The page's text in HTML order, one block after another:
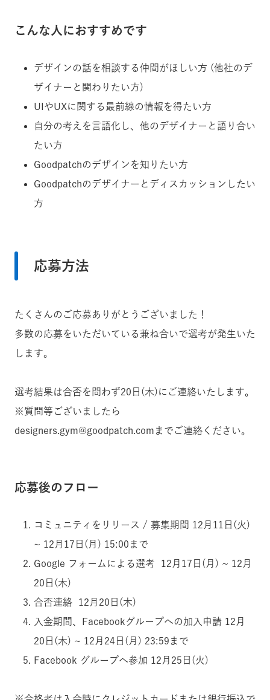
こんな人におすすめです
デザインの話を相談する仲間がほしい方 (他社のデ
ザイナーと関わりたい方)
UIやUXに関する最前線の情報を得たい方
自分の考えを言語化し、他のデザイナーと語り合い
たい方
Goodpatchのデザインを知りたい方
Goodpatchのデザイナーとディスカッションしたい
方
応募方法
たくさんのご応募ありがとうございました！
多数の応募をいただいている兼ね合いで選考が発生いた
します。
選考結果は合否を問わず20日(木)にご連絡いたします。
※質問等ございましたら
designers.gym@goodpatch.comまでご連絡ください。
応募後のフロー
コミュニティをリリース / 募集期間 12月11日(火)
~ 12月17日(月) 15:00まで
Google フォームによる選考 12月17日(月) ~ 12月
20日(木)
合否連絡 12月20日(木)
入金期間、Facebookグループへの加入申請 12月
20日(木) ~ 12月24日(月) 23:59まで
Facebook グループへ参加 12月25日(火)